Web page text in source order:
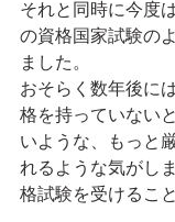
それと同時に今度
の資格国家試験の
ました。
おそらく数年後に
格を持っていない
いような、もっと
れるような気がし
格試験を受けるこ